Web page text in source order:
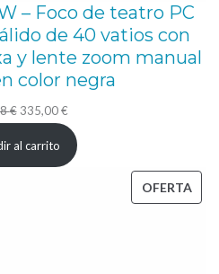
– Foco de teatro PC
de 40 vatios con
y lente zoom manual
color negra
€ El
335,00€El
precio
actual
al carrito
OFERTA